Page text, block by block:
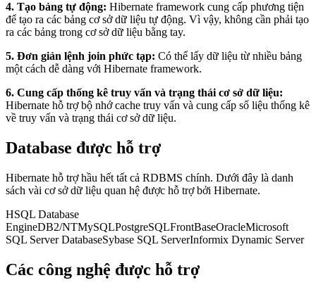
4. Tạo bảng tự động: Hibernate framework cung cấp phương tiện
để tạo ra các bảng cơ sở dữ liệu tự động. Vì vậy, không cần phải tạo
ra các bảng trong cơ sở dữ liệu bằng tay.
5. Đơn giản lệnh join phức tạp: Có thể lấy dữ liệu từ nhiều bảng
một cách dễ dàng với Hibernate framework.
6. Cung cấp thống kê truy vấn và trạng thái cơ sở dữ liệu:
Hibernate hỗ trợ bộ nhớ cache truy vấn và cung cấp số liệu thống kê
về truy vấn và trạng thái cơ sở dữ liệu.
Database được hỗ trợ
Hibernate hỗ trợ hầu hết tất cả RDBMS chính. Dưới đây là danh
sách vài cơ sở dữ liệu quan hệ được hỗ trợ bởi Hibernate.
HSQL Database
EngineDB2/NTMySQLPostgreSQLFrontBaseOracleMicrosoft
SQL Server DatabaseSybase SQL ServerInformix Dynamic Server
Các công nghệ được hỗ trợ